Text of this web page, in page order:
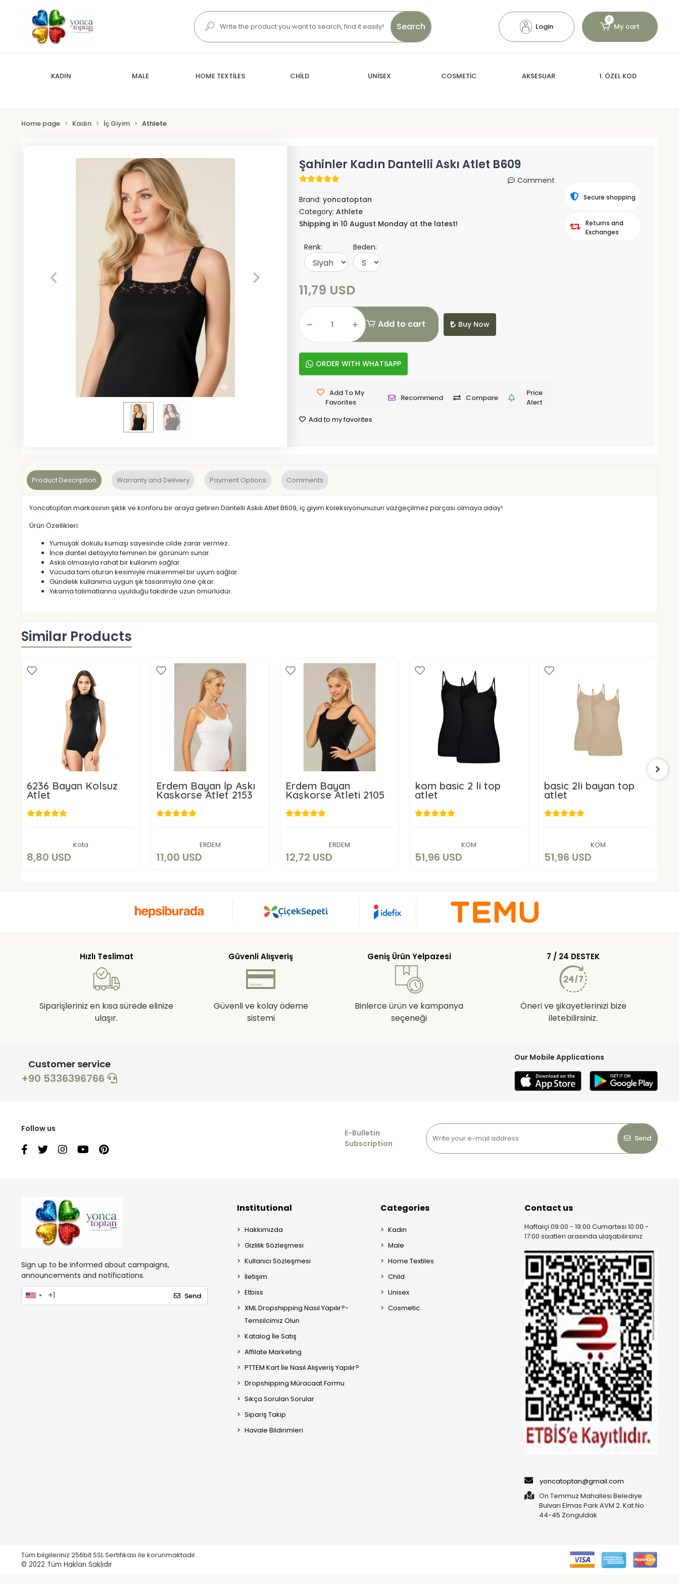
Search Login
0
My cart
KADIN MALE HOME TEXTİLES CHİLD UNİSEX COSMETİC AKSESUAR 1. ÖZEL KOD
Home page Kadın İç Giyim Athlete
Şahinler Kadın Dantelli Askı Atlet B609
Comment
Brand: yoncatoptan
Category: Athlete
Shipping in 10 August Monday at the latest!
Renk: Beden:
11,79 USD
Add to cart Buy Now
ORDER WITH WHATSAPP
Add To My
Favorites
Recommend Compare
Price
Alert
Add to my favorites
Secure shopping
Returns and
Exchanges
Product Description Warranty and Delivery Payment Options Comments
Yoncatoptan markasının şıklık ve konforu bir araya getiren Dantelli Askılı Atlet B609, iç giyim koleksiyonunuzun vazgeçilmez parçası olmaya aday!
Ürün Özellikleri:
Yumuşak dokulu kumaşı sayesinde cilde zarar vermez.
İnce dantel detayıyla feminen bir görünüm sunar.
Askılı olmasıyla rahat bir kullanım sağlar.
Vücuda tam oturan kesimiyle mükemmel bir uyum sağlar.
Gündelik kullanıma uygun şık tasarımıyla öne çıkar.
Yıkama talimatlarına uyulduğu takdirde uzun ömürlüdür.
Similar Products
6236 Bayan Kolsuz
Atlet
Kota
8,80 USD
Add to cart
Erdem Bayan İp Askı
Kaskorse Atlet 2153
ERDEM
11,00 USD
Add to cart
Erdem Bayan
Kaşkorse Atleti 2105
ERDEM
12,72 USD
Add to cart
kom basic 2 li top
atlet
KOM
51,96 USD
Add to cart
basic 2li bayan top
atlet
KOM
51,96 USD
Add to cart
Hızlı Teslimat
Siparişleriniz en kısa sürede elinize
ulaşır.
Güvenli Alışveriş
Güvenli ve kolay ödeme
sistemi
Geniş Ürün Yelpazesi
Binlerce ürün ve kampanya
seçeneği
7 / 24 DESTEK
Öneri ve şikayetlerinizi bize
iletebilirsiniz.
Customer service
+90 5336396766
Our Mobile Applications
Follow us
E-Bulletin
Subscription
Send
Sign up to be informed about campaigns,
announcements and notifications.
Send
Institutional
Hakkımızda
Gizlilik Sözleşmesi
Kullanıcı Sözleşmesi
İletişim
Etbiss
XML Dropshipping Nasıl Yapılır?-
Temsilcimiz Olun
Katalog İle Satış
Affilate Marketing
PTTEM Kart İle Nasıl Alışveriş Yapılır?
Dropshipping Müracaat Formu
Sıkça Sorulan Sorular
Sipariş Takip
Havale Bildirimleri
Categories
Kadın
Male
Home Textiles
Child
Unisex
Cosmetic
Contact us
Haftaiçi 09:00 - 19:00 Cumartesi 10:00 -
17:00 saatleri arasında ulaşabilirsiniz.
yoncatoptan@gmail.com
On Temmuz Mahallesi Belediye
Bulvarı Elmas Park AVM 2. Kat No
44-45 Zonguldak
Tüm bilgileriniz 256bit SSL Sertifikası ile korunmaktadır.
© 2022 Tüm Hakları Saklıdır